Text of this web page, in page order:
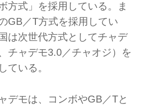
方式」を採用している。ま
GB／T方式を採用してい
は次世代方式としてチャデ
チャデモ3.0／チャオジ）を
ている。
デモは、コンボやGB／Tと